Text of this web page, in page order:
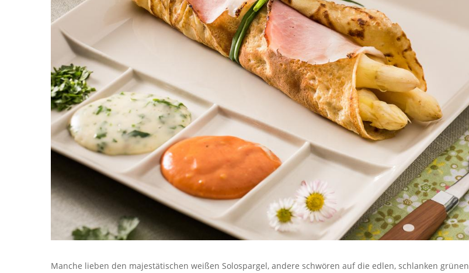
Manche lieben den majestätischen weißen Solospargel, andere schwören auf die edlen, schlanken grünen